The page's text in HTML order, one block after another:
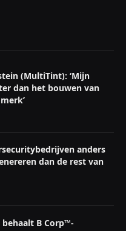
(MultiTint): ‘Mijn
dan het bouwen van
anders
dan de rest van
B Corp™-